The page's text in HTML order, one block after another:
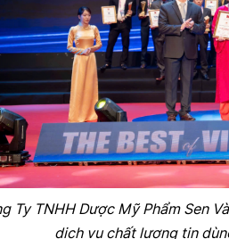
Ty TNHH Dược Mỹ Phẩm Sen
dịch vụ chất lượng tin